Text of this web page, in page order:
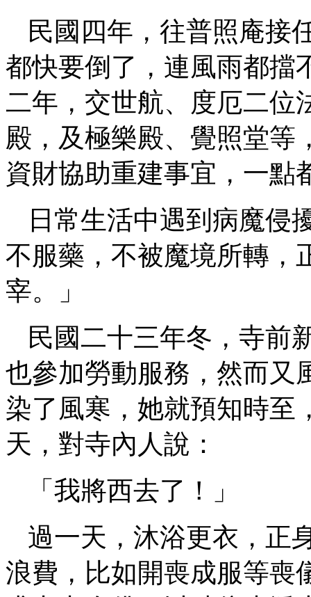
民國四年，往普照庵接
都快要倒了，連風雨都擋
二年，交世航、度厄二位
殿，及極樂殿、覺照堂等
資財協助重建事宜，一點
日常生活中遇到病魔侵
不服藥，不被魔境所轉，
宰。」
民國二十三年冬，寺前
也參加勞動服務，然而又
染了風寒，她就預知時至
天，對寺內人說：
「我將西去了！」
過一天，沐浴更衣，正
浪費，比如開喪成服等喪